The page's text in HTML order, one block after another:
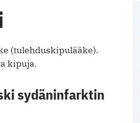
(tulehduskipulääke).
kipuja.
sydäninfarktin